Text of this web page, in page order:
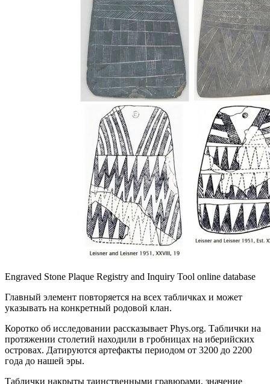
Engraved Stone Plaque Registry and Inquiry Tool online database
Главный элемент повторяется на всех табличках и может
указывать на конкретный родовой клан.
Коротко об исследовании рассказывает Phys.org. Таблички на
протяжении столетий находили в гробницах на иберийских
островах. Датируются артефакты периодом от 3200 до 2200
года до нашей эры.
Таблички накрыты таинственными гравюрами, значение